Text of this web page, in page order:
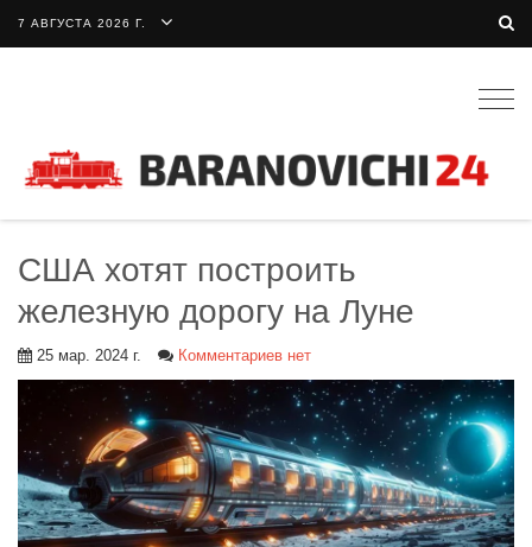
7 АВГУСТА 2026 Г.
США хотят построить
железную дорогу на Луне
25 мар. 2024 г. Комментариев нет